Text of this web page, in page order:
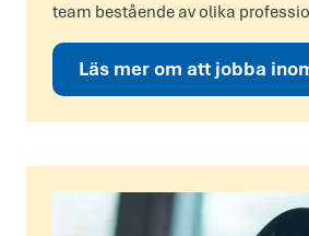
team bestående av olika
Läs mer om att jobba